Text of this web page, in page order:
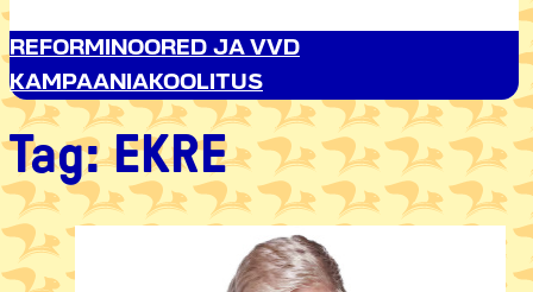
REFORMINOORED JA VVD
KAMPAANIAKOOLITUS
Tag:EKRE